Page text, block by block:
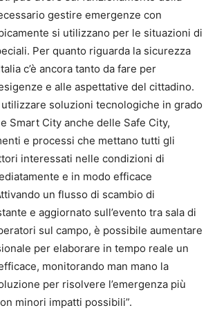
gestire emergenze con
si utilizzano per le situazioni di
Per quanto riguarda la sicurezza
c’è ancora tanto da fare per
e alle aspettative del cittadino.
utilizzare soluzioni tecnologiche in grado
Smart City anche delle Safe City,
e processi che mettano tutti gli
interessati nelle condizioni di
e in modo efficace
un flusso di scambio di
e aggiornato sull’evento tra sala di
sul campo, è possibile aumentare
per elaborare in tempo reale un
monitorando man mano la
per risolvere l’emergenza più
minori impatti possibili”.